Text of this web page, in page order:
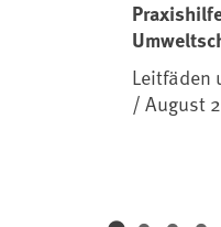
Leitfäden
/ August